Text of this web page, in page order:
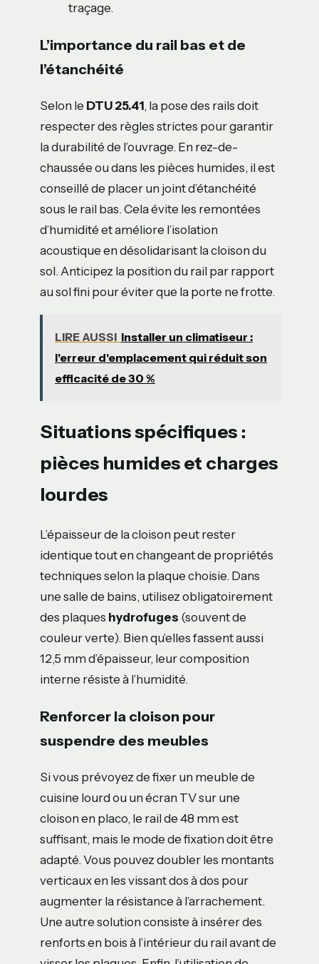
traçage.
L’importance du rail bas et de
l’étanchéité
Selon le DTU 25.41, la pose des rails doit
respecter des règles strictes pour garantir
la durabilité de l’ouvrage. En rez-de-
chaussée ou dans les pièces humides, il est
conseillé de placer un joint d’étanchéité
sous le rail bas. Cela évite les remontées
d’humidité et améliore l’isolation
acoustique en désolidarisant la cloison du
sol. Anticipez la position du rail par rapport
au sol fini pour éviter que la porte ne frotte.
LIRE AUSSI Installer un climatiseur :
l'erreur d'emplacement qui réduit son
efficacité de 30 %
Situations spécifiques :
pièces humides et charges
lourdes
L’épaisseur de la cloison peut rester
identique tout en changeant de propriétés
techniques selon la plaque choisie. Dans
une salle de bains, utilisez obligatoirement
des plaques hydrofuges (souvent de
couleur verte). Bien qu’elles fassent aussi
12,5 mm d’épaisseur, leur composition
interne résiste à l’humidité.
Renforcer la cloison pour
suspendre des meubles
Si vous prévoyez de fixer un meuble de
cuisine lourd ou un écran TV sur une
cloison en placo, le rail de 48 mm est
suffisant, mais le mode de fixation doit être
adapté. Vous pouvez doubler les montants
verticaux en les vissant dos à dos pour
augmenter la résistance à l’arrachement.
Une autre solution consiste à insérer des
renforts en bois à l’intérieur du rail avant de